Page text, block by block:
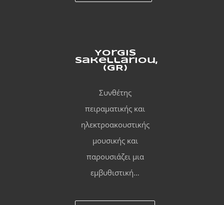
Yorgis
Sakellariou,
(GR)
Συνθέτης
πειραματικής και
ηλεκτροακουστικής
μουσικής και
παρουσιάζει μια
εμβυθιστική…